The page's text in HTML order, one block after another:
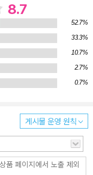
래를 하러 온 청년에게 자
저것 캐물으며 청년을 괴
. 청년과의 거래는 불발되
나지만 모두 불발될 수밖에
기회와 새로운 만남이 여러
살아온 그는 은퇴를 결심
마련한다. 스스로의 과제
남은 생애 동안 남훈 씨가
버킷 리스트이기도 한 남
8.7
52.7%
33.3%
10.7%
2.7%
0.7%
게시물 운영 원칙